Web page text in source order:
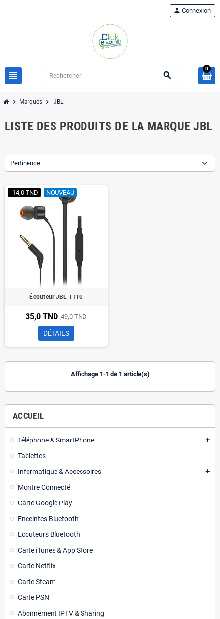
view_headline search
person Connexion
0
chevron_right Marques chevron_right JBL
ACCUEIL
Téléphone & SmartPhone add
Tablettes
Informatique & Accessoires
add
Montre Connecté
Carte Google Play
Enceintes Bluetooth
Ecouteurs Bluetooth
Carte iTunes & App Store
Carte Netflix
Carte Steam
Carte PSN
Abonnement IPTV & Sharing
LISTE DES PRODUITS DE LA MARQUE JBL
Pertinence
-14,0 TND NOUVEAU
Écouteur JBL T110
35,0 TND 49,0 TND
DÉTAILS
Affichage 1-1 de 1 article(s)